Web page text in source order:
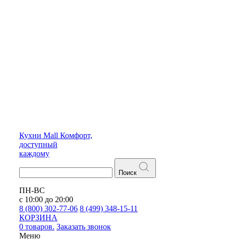
Кухни Mall Комфорт,
доступный
каждому
Поиск
ПН-ВС
с 10:00 до 20:00
8 (800) 302-77-06 8 (499) 348-15-11
КОРЗИНА
0 товаров. Заказать звонок
Меню